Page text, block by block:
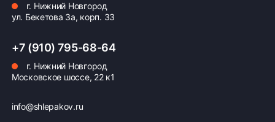
формирование счёта для Юр.Лица
г. Нижний Новгород
ул. Бекетова 3а, корп. 33
+7 (910) 795-68-64
г. Нижний Новгород
Московское шоссе, 22 к1
info@shlepakov.ru